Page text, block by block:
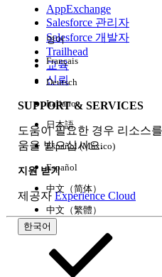
경험
AppExchange
Salesforce 관리자
Salesforce 개발자
Trailhead
교육
신뢰
SUPPORT & SERVICES
도움이 필요한 경우 리소스
움을 받으십시오.
지원 받기
제공자 Experience Cloud
한국어
영어
Français
Deutsch
Italiano
日本語
Español (México)
Español
中文（简体）
中文（繁體）